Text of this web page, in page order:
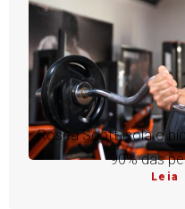
Rosca Scott isola o
90% das
Leia